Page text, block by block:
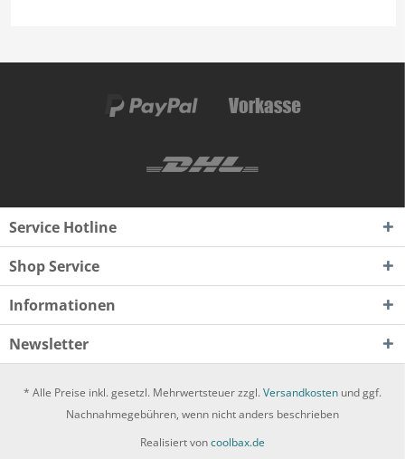
Service Hotline
Shop Service
Informationen
Newsletter
* Alle Preise inkl. gesetzl. Mehrwertsteuer zzgl. Versandkosten und ggf.
Nachnahmegebühren, wenn nicht anders beschrieben
Realisiert voncoolbax.de